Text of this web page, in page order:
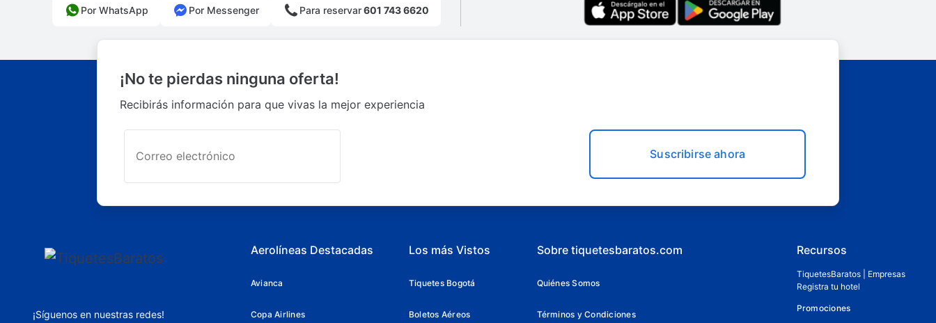
Por WhatsApp Por Messenger Para reservar601 743 6620
¡No te pierdas ninguna oferta!
Recibirás información para que vivas la mejor experiencia
Suscribirse ahora
¡Síguenos en nuestras redes!
Aerolíneas Destacadas
Avianca
Copa Airlines
Los más Vistos
Tiquetes Bogotá
Boletos Aéreos
Sobre tiquetesbaratos.com
Quiénes Somos
Términos y Condiciones
Recursos
TiquetesBaratos | Empresas
Registra tu hotel
Promociones